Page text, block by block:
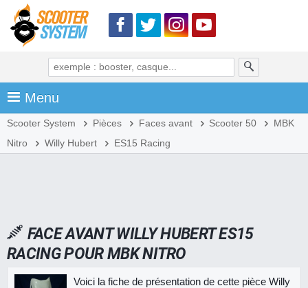
Menu
Scooter System Pièces Faces avant Scooter 50
MBK
Nitro
Willy Hubert ES15 Racing
FACE AVANT WILLY HUBERT ES15
RACING POUR MBK NITRO
Voici la fiche de présentation de cette pièce Willy